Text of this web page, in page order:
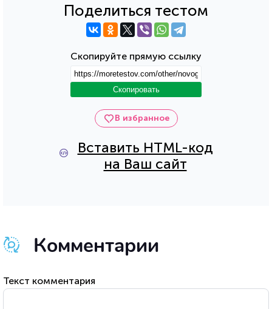
В избранное
Вставить HTML-код
на Ваш сайт
Поделиться тестом
Скопируйте прямую ссылку
Скопировать
Комментарии
Текст комментария